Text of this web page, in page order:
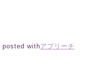
posted withアプリーチ